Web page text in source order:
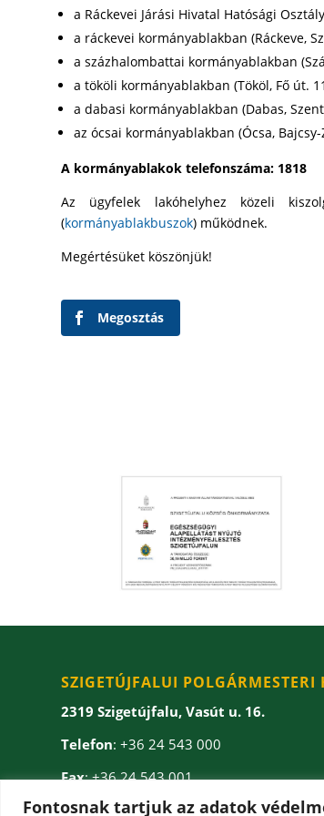
Fontosnak tartjuk az adatok
a Ráckevei Járási Hivatal Hatósági
a ráckevei kormányablakban (Ráckeve,
a százhalombattai kormányablakban
a tököli kormányablakban (Tököl, Fő út.
a dabasi kormányablakban (Dabas,
az ócsai kormányablakban (Ócsa,
A kormányablakok telefonszáma: 1818
Az ügyfelek lakóhelyhez közeli
(kormányablakbuszok) működnek.
Megértésüket köszönjük!
Megosztás
SZIGETÚJFALUI POLGÁRMESTERI
2319 Szigetújfalu, Vasút u. 16.
Telefon: +36 24 543 000
Fax: +36 24 543 001
E-mail: